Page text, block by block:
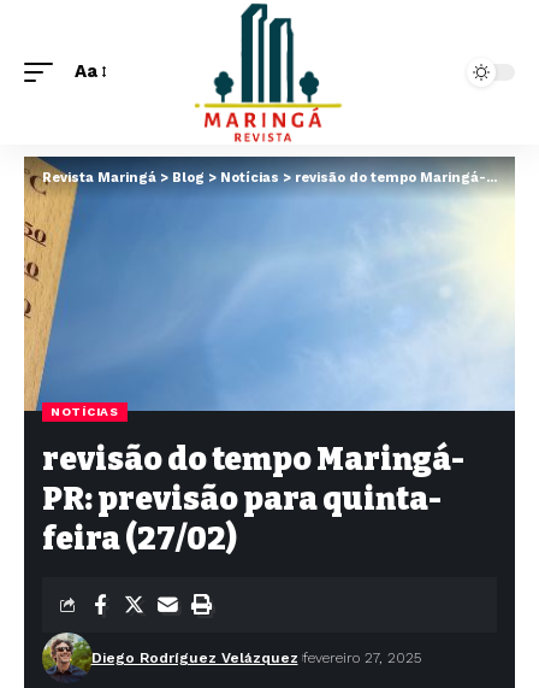
Aa
Revista Maringá > Blog > Notícias>revisão do tempo Maringá-PR: previsão para quinta-feira (27/02)
NOTÍCIAS
revisão do tempo Maringá-
PR: previsão para quinta-
feira (27/02)
Diego Rodríguez Velázquez fevereiro 27, 2025